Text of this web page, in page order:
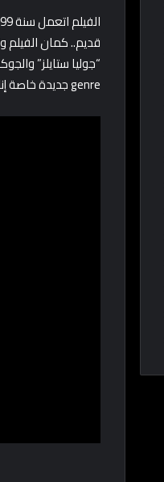
“جوليا ستايلز”
genre جديدة خاصة إنك مش هتصدق إنه نفس الشخص اللي بيمثل الجوكر!.